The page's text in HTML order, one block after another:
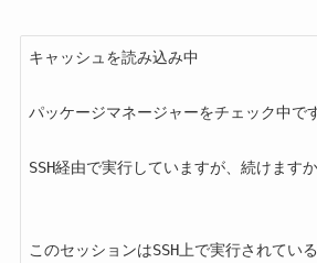
キャッシュを読み込み中
パッケージマネージャーをチェック中で
SSH経由で実行していますが、続けます
このセッションはSSH上で実行されてい